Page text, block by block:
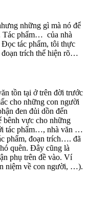
những gì mà nó để
Tác phẩm… của nhà
tác phẩm, tôi thực
trích thể hiện rõ…
tồn tại ở trên đời trước
cho những con người
đen đủi dồn đến
vực cho những
tác phẩm…, nhà văn …
phẩm, đoạn trích…. đã
quên. Đây cũng là
phụ trên đề vào. Ví
niệm về con người, …).